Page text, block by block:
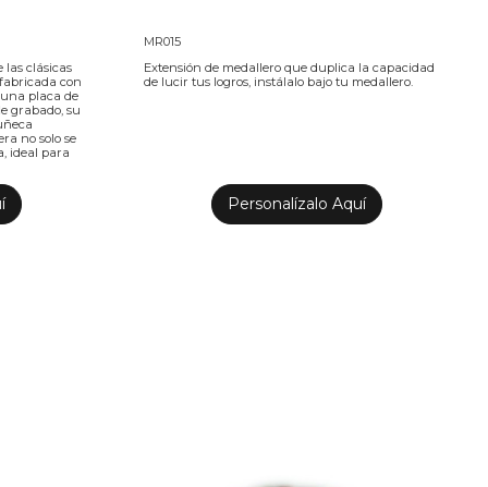
las clásicas
con
placa de
grabado, su
no solo se
ideal para
MR015
Extensión de medallero que duplica la capacidad
de lucir tus logros, instálalo bajo tu medallero.
Personalízalo Aquí